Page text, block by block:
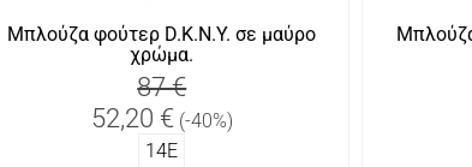
Μπλούζα φούτερ D.K.N.Y. σε μαύρο
χρώμα.
87 €
52,20 € (-40%)
14Ε